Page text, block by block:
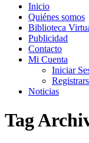
Inicio
Quiénes somos
Biblioteca
Publicidad
Contacto
Mi Cuenta
Iniciar
Noticias
Tag